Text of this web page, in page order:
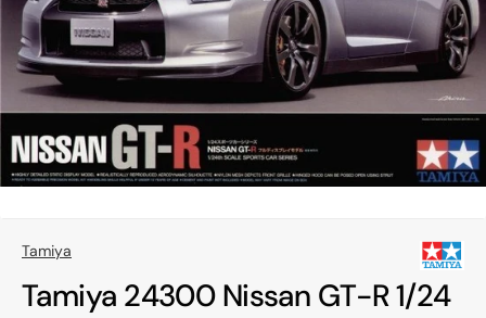
Otwórz
media
widoku
Tamiya
Tamiya 24300 Nissan GT-R 1/24